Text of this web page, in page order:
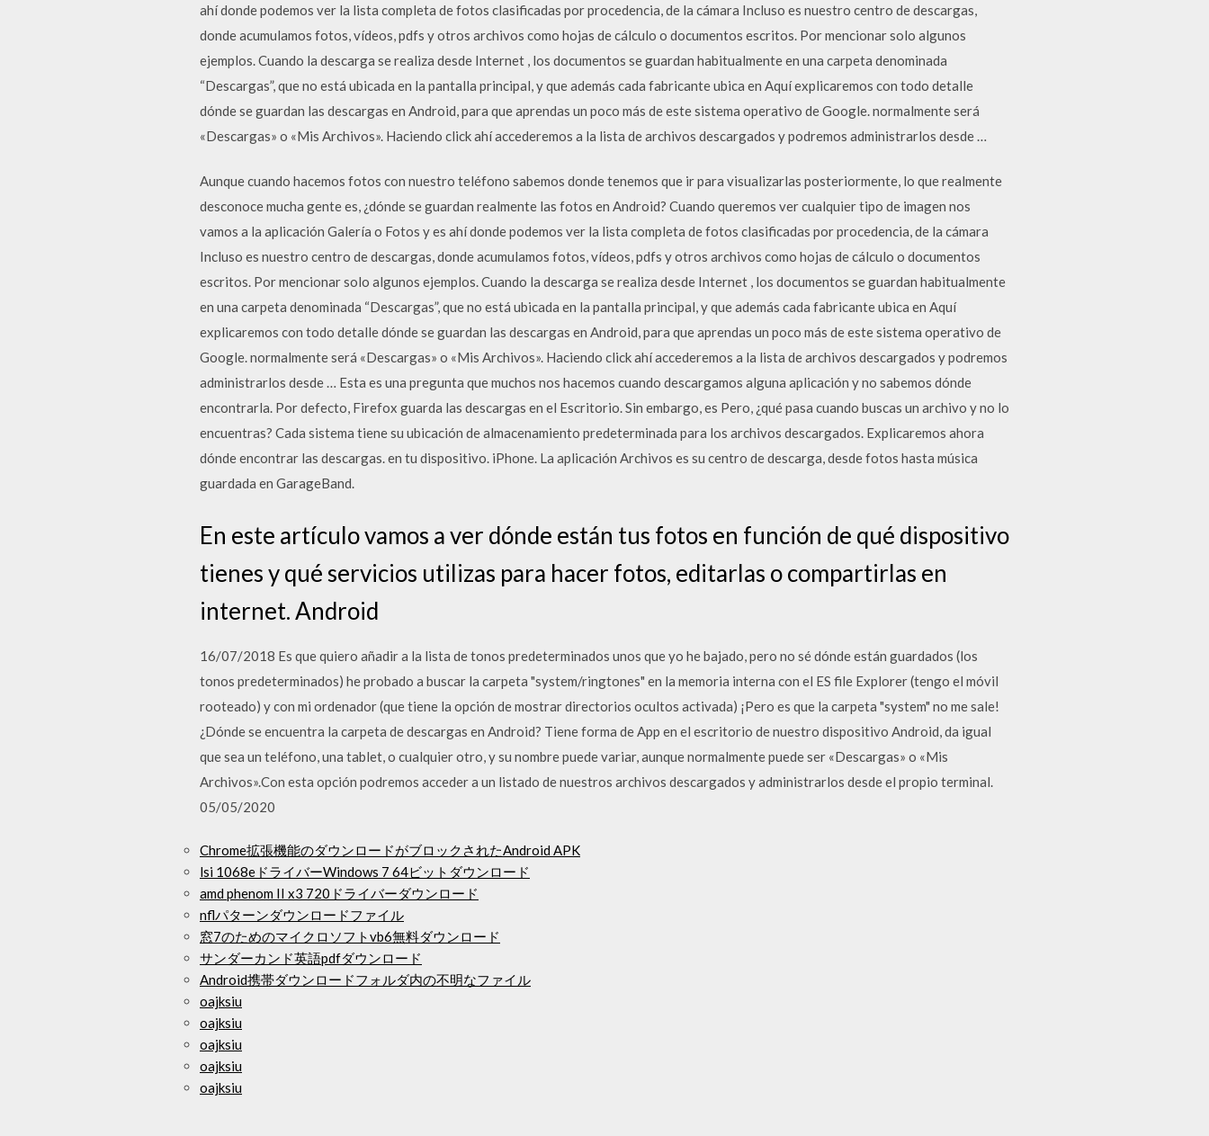
ahí donde podemos ver la lista completa de fotos clasificadas por procedencia, de la cámara Incluso es nuestro centro de descargas,
donde acumulamos fotos, vídeos, pdfs y otros archivos como hojas de cálculo o documentos escritos. Por mencionar solo algunos
ejemplos. Cuando la descarga se realiza desde Internet , los documentos se guardan habitualmente en una carpeta denominada
“Descargas”, que no está ubicada en la pantalla principal, y que además cada fabricante ubica en Aquí explicaremos con todo detalle
dónde se guardan las descargas en Android, para que aprendas un poco más de este sistema operativo de Google. normalmente será
«Descargas» o «Mis Archivos». Haciendo click ahí accederemos a la lista de archivos descargados y podremos administrarlos desde …
Aunque cuando hacemos fotos con nuestro teléfono sabemos donde tenemos que ir para visualizarlas posteriormente, lo que realmente
desconoce mucha gente es, ¿dónde se guardan realmente las fotos en Android? Cuando queremos ver cualquier tipo de imagen nos
vamos a la aplicación Galería o Fotos y es ahí donde podemos ver la lista completa de fotos clasificadas por procedencia, de la cámara
Incluso es nuestro centro de descargas, donde acumulamos fotos, vídeos, pdfs y otros archivos como hojas de cálculo o documentos
escritos. Por mencionar solo algunos ejemplos. Cuando la descarga se realiza desde Internet , los documentos se guardan habitualmente
en una carpeta denominada “Descargas”, que no está ubicada en la pantalla principal, y que además cada fabricante ubica en Aquí
explicaremos con todo detalle dónde se guardan las descargas en Android, para que aprendas un poco más de este sistema operativo de
Google. normalmente será «Descargas» o «Mis Archivos». Haciendo click ahí accederemos a la lista de archivos descargados y podremos
administrarlos desde … Esta es una pregunta que muchos nos hacemos cuando descargamos alguna aplicación y no sabemos dónde
encontrarla. Por defecto, Firefox guarda las descargas en el Escritorio. Sin embargo, es Pero, ¿qué pasa cuando buscas un archivo y no lo
encuentras? Cada sistema tiene su ubicación de almacenamiento predeterminada para los archivos descargados. Explicaremos ahora
dónde encontrar las descargas. en tu dispositivo. iPhone. La aplicación Archivos es su centro de descarga, desde fotos hasta música
guardada en GarageBand.
En este artículo vamos a ver dónde están tus fotos en función de qué dispositivo
tienes y qué servicios utilizas para hacer fotos, editarlas o compartirlas en
internet. Android
16/07/2018 Es que quiero añadir a la lista de tonos predeterminados unos que yo he bajado, pero no sé dónde están guardados (los
tonos predeterminados) he probado a buscar la carpeta "system/ringtones" en la memoria interna con el ES file Explorer (tengo el móvil
rooteado) y con mi ordenador (que tiene la opción de mostrar directorios ocultos activada) ¡Pero es que la carpeta "system" no me sale!
¿Dónde se encuentra la carpeta de descargas en Android? Tiene forma de App en el escritorio de nuestro dispositivo Android, da igual
que sea un teléfono, una tablet, o cualquier otro, y su nombre puede variar, aunque normalmente puede ser «Descargas» o «Mis
Archivos».Con esta opción podremos acceder a un listado de nuestros archivos descargados y administrarlos desde el propio terminal.
05/05/2020
Chrome拡張機能のダウンロードがブロックされたAndroid APK
lsi 1068eドライバーWindows 7 64ビットダウンロード
amd phenom II x3 720ドライバーダウンロード
nflパターンダウンロードファイル
窓7のためのマイクロソフトvb6無料ダウンロード
サンダーカンド英語pdfダウンロード
Android携帯ダウンロードフォルダ内の不明なファイル
oajksiu
oajksiu
oajksiu
oajksiu
oajksiu